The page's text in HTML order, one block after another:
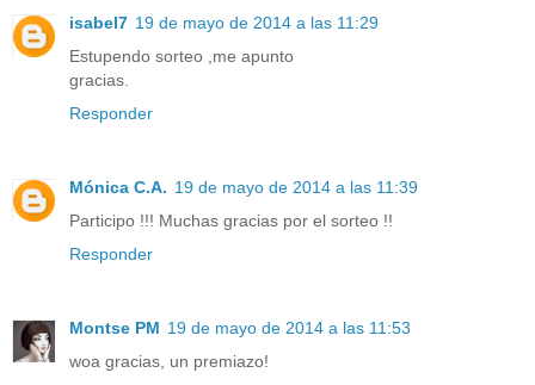
isabel7 19 de mayo de 2014 a las 11:29
Estupendo sorteo ,me apunto
gracias.
Responder
Mónica C.A. 19 de mayo de 2014 a las 11:39
Participo !!! Muchas gracias por el sorteo !!
Responder
Montse PM 19 de mayo de 2014 a las 11:53
woa gracias, un premiazo!